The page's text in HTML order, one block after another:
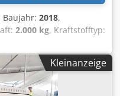
Baujahr: 2018,
2.000 kg, Kraftstofftyp:
LPE 200 * EX *
Ab Tok ID:
Gabeln: 1150 x 570 mm
4918
24V / 344Ah * Baujahr
Kleinanzeige